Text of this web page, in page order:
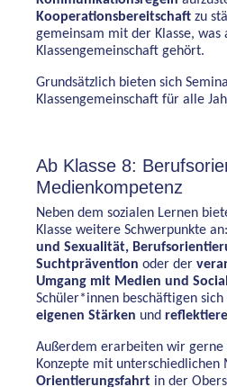
Kooperationsbereitschaft zu
gemeinsam mit der Klasse, was
Klassengemeinschaft gehört.
Grundsätzlich bieten sich
Klassengemeinschaft für alle
Ab Klasse 8:
Medienkompetenz
Neben dem sozialen Lernen
Klasse weitere Schwerpunkte an:
und Sexualität,
Suchtprävention oder der
Umgang mit Medien und
Schüler*innen beschäftigen
eigenen Stärken und
Außerdem erarbeiten wir
Konzepte mit
Orientierungsfahrt in der